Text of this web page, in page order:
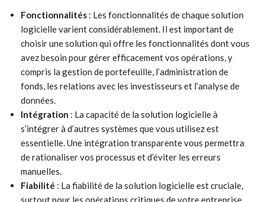
Fonctionnalités : Les fonctionnalités de chaque solution
logicielle varient considérablement. Il est important de
choisir une solution qui offre les fonctionnalités dont vous
avez besoin pour gérer efficacement vos opérations, y
compris la gestion de portefeuille, l’administration de
fonds, les relations avec les investisseurs et l’analyse de
données.
Intégration : La capacité de la solution logicielle à
s’intégrer à d’autres systèmes que vous utilisez est
essentielle. Une intégration transparente vous permettra
de rationaliser vos processus et d’éviter les erreurs
manuelles.
Fiabilité : La fiabilité de la solution logicielle est cruciale,
surtout pour les opérations critiques de votre entreprise.